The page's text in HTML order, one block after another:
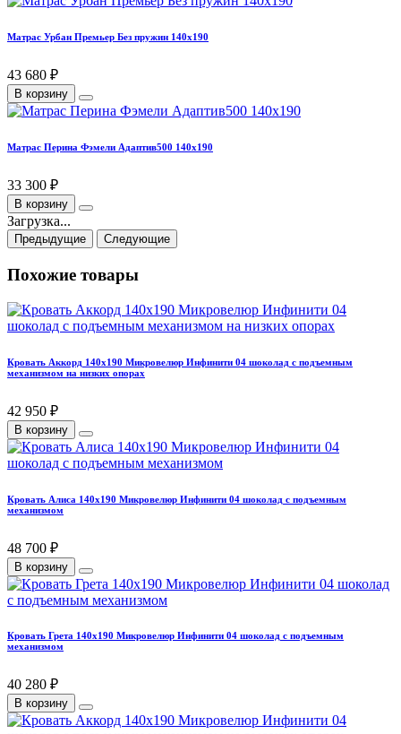
Матрас Урбан Премьер Без пружин 140х190
43 680 ₽
В корзину
Матрас Перина Фэмели Адаптив500 140х190
33 300 ₽
В корзину
Загрузка...
Предыдущие Следующие
Похожие товары
Кровать Аккорд 140х190 Микровелюр Инфинити 04 шоколад с подъемным
механизмом на низких опорах
42 950 ₽
В корзину
Кровать Алиса 140х190 Микровелюр Инфинити 04 шоколад с подъемным
механизмом
48 700 ₽
В корзину
Кровать Грета 140х190 Микровелюр Инфинити 04 шоколад с подъемным
механизмом
40 280 ₽
В корзину